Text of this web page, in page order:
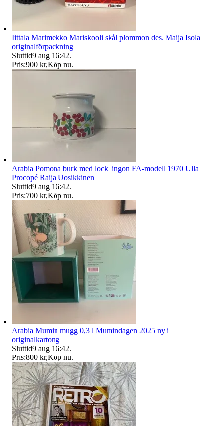
Iittala Marimekko Mariskooli skål plommon des. Maija Isola
originalförpackning
Sluttid9 aug 16:42.
Pris:900 kr,Köp nu.
Arabia Pomona burk med lock lingon FA-modell 1970 Ulla
Procopé Raija Uosikkinen
Sluttid9 aug 16:42.
Pris:700 kr,Köp nu.
Arabia Mumin mugg 0,3 l Mumindagen 2025 ny i
originalkartong
Sluttid9 aug 16:42.
Pris:800 kr,Köp nu.